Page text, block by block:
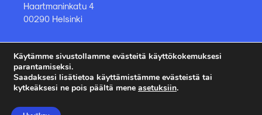
Haartmaninkatu 4
00290 Helsinki
Kirjakauppa ja muut asiat
kauppa@kandidaattikustannus.fi
puh. +358 45 885 8958
Käytämme sivustollamme evästeitä käyttökokemuksesi
parantamiseksi.
Saadaksesi lisätietoa käyttämistämme evästeistä tai
kytkeäksesi ne pois päältä mene asetuksiin.